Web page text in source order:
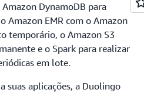
DynamoDB para
Amazon EMR com o Amazon
temporário, o Amazon S3
e o Spark para realizar
em lote.
suas aplicações, a Duolingo